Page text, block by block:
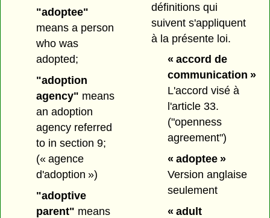
"adoptee"
means a person
who was
adopted;
"adoption
agency" means
an adoption
agency referred
to in section 9;
(« agence
d'adoption »)
"adoptive
parent" means
définitions qui
suivent s'appliquent
à la présente loi.
« accord de
communication »
L'accord visé à
l'article 33.
("openness
agreement")
« adoptee »
Version anglaise
seulement
« adult